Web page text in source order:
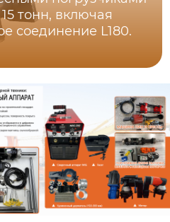
тонн, включая
соединение L180.